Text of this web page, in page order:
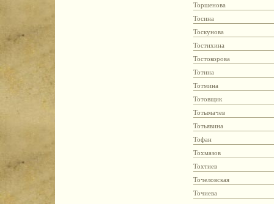
Торшенова
Тосина
Тоскунова
Тостихина
Тостокорова
Тотина
Тотмина
Тотовщик
Тотымачев
Тотьявина
Тофан
Тохмазов
Тохтиев
Точеловская
Точиева